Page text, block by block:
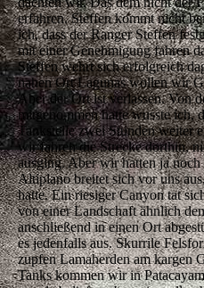
erfahren. Steffen kommt nicht
ich, dass der Ranger Steffen
mit einer Genehmigung fahren
Steffen wehrt sich erfolgreich
nahen Ort Lagunas wollen wir
Aber der Ort ist verlassen. Von
mitgenommen hatte wusste ich,
Tankstelle zwei Stunden weiter
wir fahren die Strecke dorthin,
ausging. Aber wir hatten ja
Altiplano breitet sich vor uns
hatte. Ein riesiger Canyon tat
von einer Landschaft ähnlich
anschließend in einen Ort
es jedenfalls aus. Skurrile
zupfen Lamaherden am kargen
Tanks kommen wir in